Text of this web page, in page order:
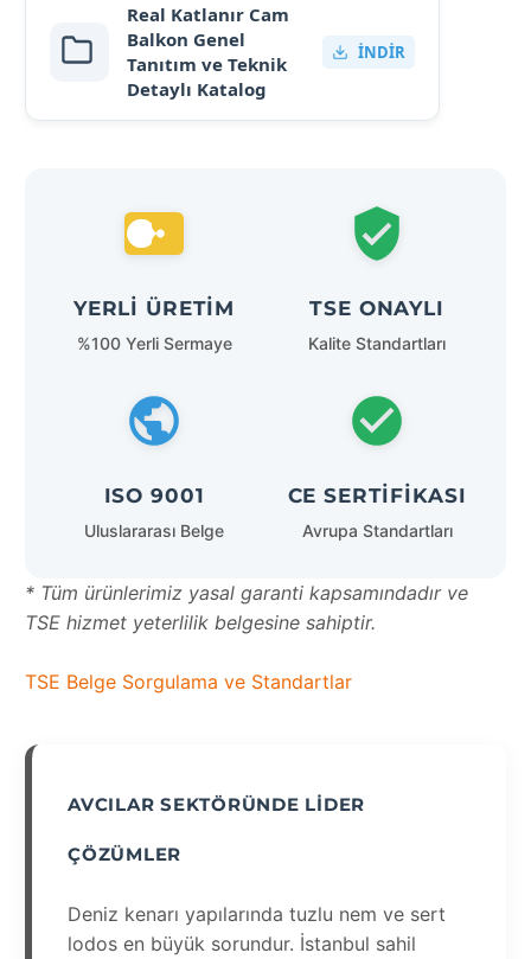
Real Katlanır Cam
Balkon Genel
Tanıtım ve Teknik
Detaylı Katalog
İNDIR
YERLI ÜRETIM
%100 Yerli Sermaye
TSE ONAYLI
Kalite Standartları
ISO 9001
Uluslararası Belge
CE SERTIFIKASI
Avrupa Standartları
* Tüm ürünlerimiz yasal garanti kapsamındadır ve
TSE hizmet yeterlilik belgesine sahiptir.
TSE Belge Sorgulama ve Standartlar
AVCILAR SEKTÖRÜNDE LIDER
ÇÖZÜMLER
Deniz kenarı yapılarında tuzlu nem ve sert
lodos en büyük sorundur. İstanbul sahil